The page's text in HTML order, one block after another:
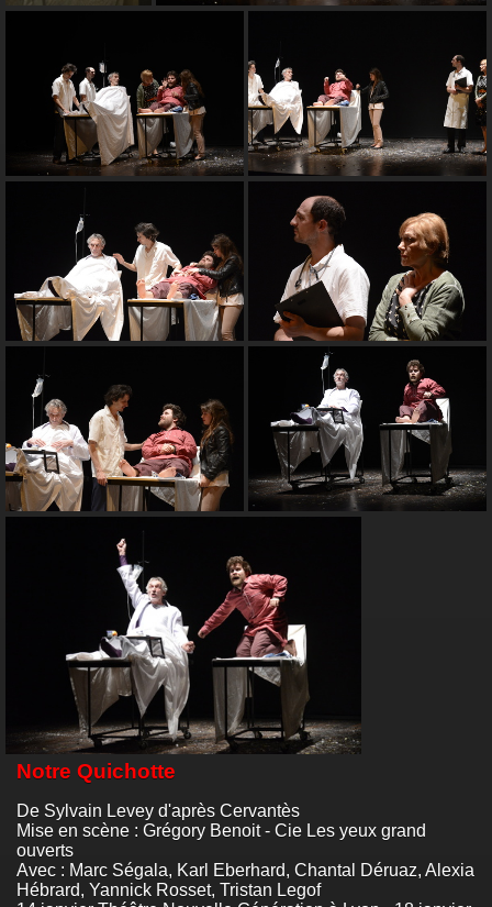
Notre Quichotte
De Sylvain Levey d'après Cervantès
Mise en scène : Grégory Benoit - Cie Les yeux grand
ouverts
Avec : Marc Ségala, Karl Eberhard, Chantal Déruaz, Alexia
Hébrard, Yannick Rosset, Tristan Legof